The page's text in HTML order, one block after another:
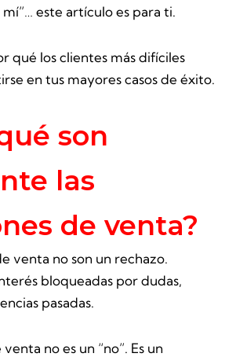
mí”… este artículo es para ti.
qué los clientes más difíciles
en tus mayores casos de éxito.
son
las
de venta?
venta no son un rechazo.
bloqueadas por dudas,
pasadas.
no es un “no”. Es un